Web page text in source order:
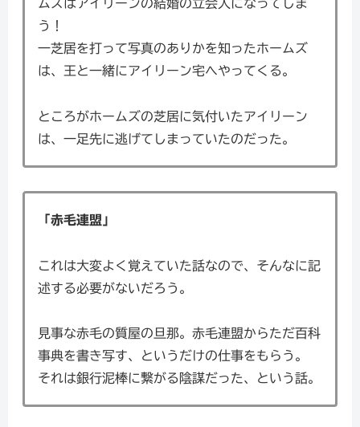
ムズはアイリーンの結婚の立会人になってしま
う！
一芝居を打って写真のありかを知ったホームズ
は、王と一緒にアイリーン宅へやってくる。
ところがホームズの芝居に気付いたアイリーン
は、一足先に逃げてしまっていたのだった。
「赤毛連盟」
これは大変よく覚えていた話なので、そんなに記
述する必要がないだろう。
見事な赤毛の質屋の旦那。赤毛連盟からただ百科
事典を書き写す、というだけの仕事をもらう。
それは銀行泥棒に繋がる陰謀だった、という話。